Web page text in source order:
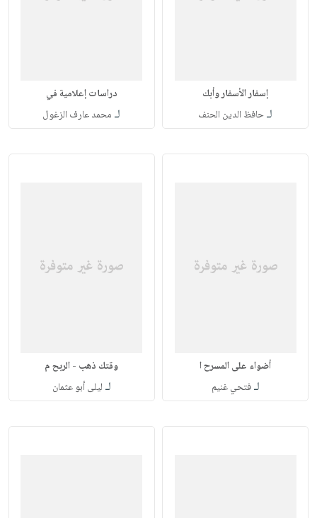
إسفار الأسفار وأبك
لـحافظ الدين الحنف
دراسات إعلامية في
لـ محمد عارف الزغول
أضواء على المسرح ا
لـفتحي غنيم
وقتك ذهب - الربح م
لـ ليلى أبو عثمان